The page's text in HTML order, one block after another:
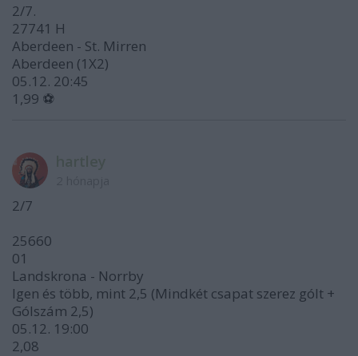
2/7.
27741 H
Aberdeen - St. Mirren
Aberdeen (1X2)
05.12. 20:45
1,99 ⚽
2/7
25660
01
Landskrona - Norrby
Igen és több, mint 2,5 (Mindkét csapat szerez gólt +
Gólszám 2,5)
05.12. 19:00
2,08